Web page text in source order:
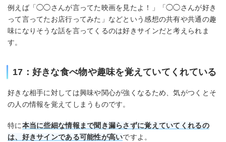
例えば「◯◯さんが言ってた映画を見たよ！」「◯◯さんが好き
って言ってたお店行ってみた」などという感想の共有や共通の趣
味になりそうな話を言ってくるのは好きサインだと考えられま
す。
17：好きな食べ物や趣味を覚えていてくれている
好きな相手に対しては興味や関心が強くなるため、気がつくとそ
の人の情報を覚えてしまうものです。
特に本当に些細な情報まで聞き漏らさずに覚えていてくれるの
は、好きサインである可能性が高いですよ。